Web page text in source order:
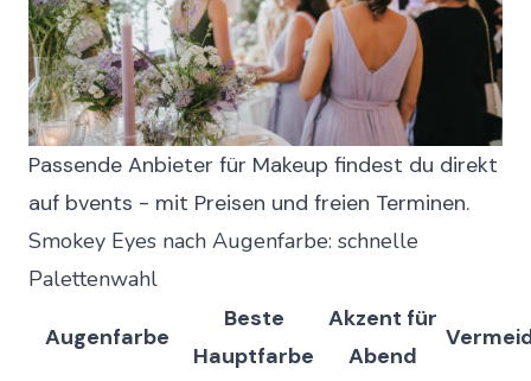
Passende Anbieter für Makeup findest du direkt
auf bvents - mit Preisen und freien Terminen.
Smokey Eyes nach Augenfarbe: schnelle
Palettenwahl
Augenfarbe
Beste
Hauptfarbe
Akzent für
Abend